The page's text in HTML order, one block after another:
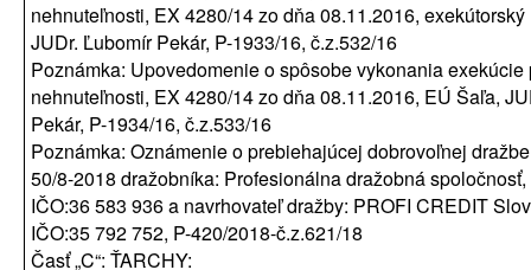
nehnuteľnosti, EX 4280/14 zo dňa 08.11.2016,
JUDr. Ľubomír Pekár, P-1933/16, č.z.532/16
Poznámka: Upovedomenie o spôsobe vykonania exekúcie
nehnuteľnosti, EX 4280/14 zo dňa 08.11.2016, EÚ Šaľa,
Pekár, P-1934/16, č.z.533/16
Poznámka: Oznámenie o prebiehajúcej dobrovoľnej
50/8-2018 dražobníka: Profesionálna dražobná spoločnosť,
IČO:36 583 936 a navrhovateľ dražby: PROFI CREDIT
IČO:35 792 752, P-420/2018-č.z.621/18
Časť „C“: ŤARCHY: